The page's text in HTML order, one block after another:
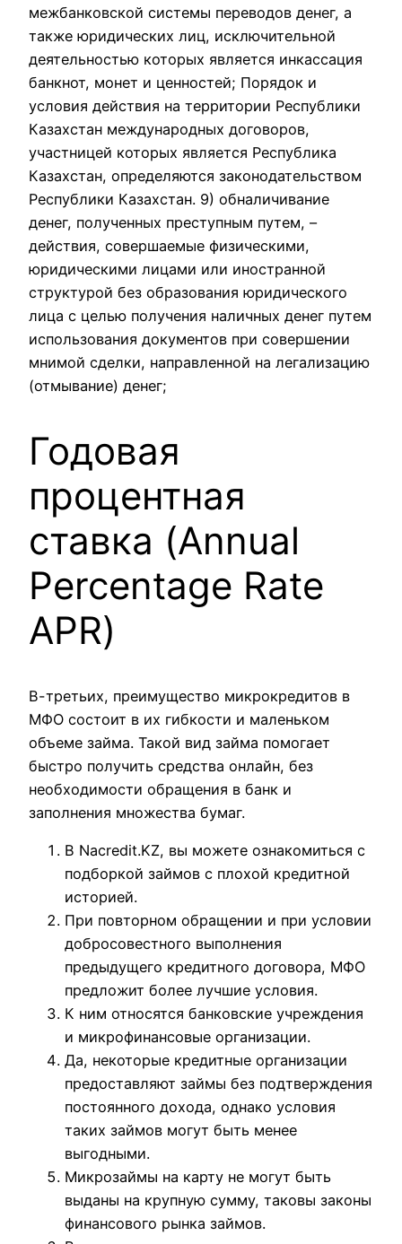
межбанковской системы переводов денег, а
также юридических лиц, исключительной
деятельностью которых является инкассация
банкнот, монет и ценностей; Порядок и
условия действия на территории Республики
Казахстан международных договоров,
участницей которых является Республика
Казахстан, определяются законодательством
Республики Казахстан. 9) обналичивание
денег, полученных преступным путем, –
действия, совершаемые физическими,
юридическими лицами или иностранной
структурой без образования юридического
лица с целью получения наличных денег путем
использования документов при совершении
мнимой сделки, направленной на легализацию
(отмывание) денег;
Годовая
процентная
ставка (Annual
Percentage Rate
APR)
В-третьих, преимущество микрокредитов в
МФО состоит в их гибкости и маленьком
объеме займа. Такой вид займа помогает
быстро получить средства онлайн, без
необходимости обращения в банк и
заполнения множества бумаг.
В Nacredit.KZ, вы можете ознакомиться с
подборкой займов с плохой кредитной
историей.
При повторном обращении и при условии
добросовестного выполнения
предыдущего кредитного договора, МФО
предложит более лучшие условия.
К ним относятся банковские учреждения
и микрофинансовые организации.
Да, некоторые кредитные организации
предоставляют займы без подтверждения
постоянного дохода, однако условия
таких займов могут быть менее
выгодными.
Микрозаймы на карту не могут быть
выданы на крупную сумму, таковы законы
финансового рынка займов.